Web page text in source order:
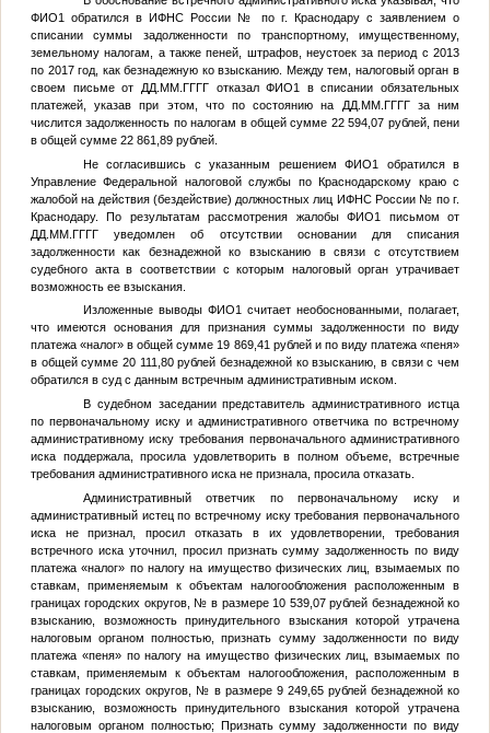
ФИО1
обратился в ИФНС России №
по г. Краснодару с заявлением о
списании суммы задолженности по транспортному, имущественному,
земельному налогам, а также пеней, штрафов, неустоек за период с 2013
по 2017 год, как безнадежную ко взысканию. Между тем, налоговый орган в
своем письме от ДД.ММ.ГГГГотказалФИО1
в списании обязательных
платежей, указав при этом, что по состоянию на
ДД.ММ.ГГГГза ним
числится задолженность по налогам в общей сумме 22 594,07 рублей, пени
в общей сумме 22 861,89 рублей.
Не согласившись с указанным решениемФИО1
обратился в
Управление Федеральной налоговой службы по Краснодарскому краю с
жалобой на действия (бездействие) должностных лиц ИФНС России № по г.
Краснодару. По результатам рассмотрения жалобыФИО1
письмом от
ДД.ММ.ГГГГуведомлен об отсутствии основании для списания
задолженности как безнадежной ко взысканию в связи с отсутствием
судебного акта в соответствии с которым налоговый орган утрачивает
возможность ее взыскания.
Изложенные выводы ФИО1
считает необоснованными, полагает,
что имеются основания для признания суммы задолженности по виду
платежа «налог» в общей сумме 19 869,41 рублей и по виду платежа «пеня»
в общей сумме 20 111,80 рублей безнадежной ко взысканию, в связи с чем
обратился в суд с данным встречным административным иском.
В судебном заседании представитель административного истца
по первоначальному иску и административного ответчика по встречному
административному иску требования первоначального административного
иска поддержала, просила удовлетворить в полном объеме, встречные
требования административного иска не признала, просила отказать.
Административный ответчик по первоначальному иску и
административный истец по встречному иску требования первоначального
иска не признал, просил отказать в их удовлетворении, требования
встречного иска уточнил, просил признать сумму задолженность по виду
платежа «налог» по налогу на имущество физических лиц, взымаемых по
ставкам, применяемым к объектам налогообложения расположенным в
границах городских округов, № в размере 10 539,07 рублей безнадежной ко
взысканию, возможность принудительного взыскания которой утрачена
налоговым органом полностью, признать сумму задолженности по виду
платежа «пеня» по налогу на имущество физических лиц, взымаемых по
ставкам, применяемым к объектам налогообложения, расположенным в
границах городских округов, № в размере 9 249,65 рублей безнадежной ко
взысканию, возможность принудительного взыскания которой утрачена
налоговым органом полностью; Признать сумму задолженности по виду